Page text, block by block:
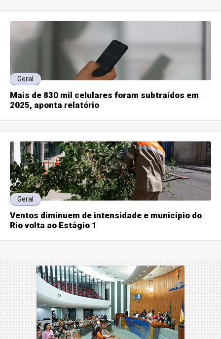
Geral
Mais de 830 mil celulares foram subtraídos em
2025, aponta relatório
Geral
Ventos diminuem de intensidade e município do
Rio volta ao Estágio 1